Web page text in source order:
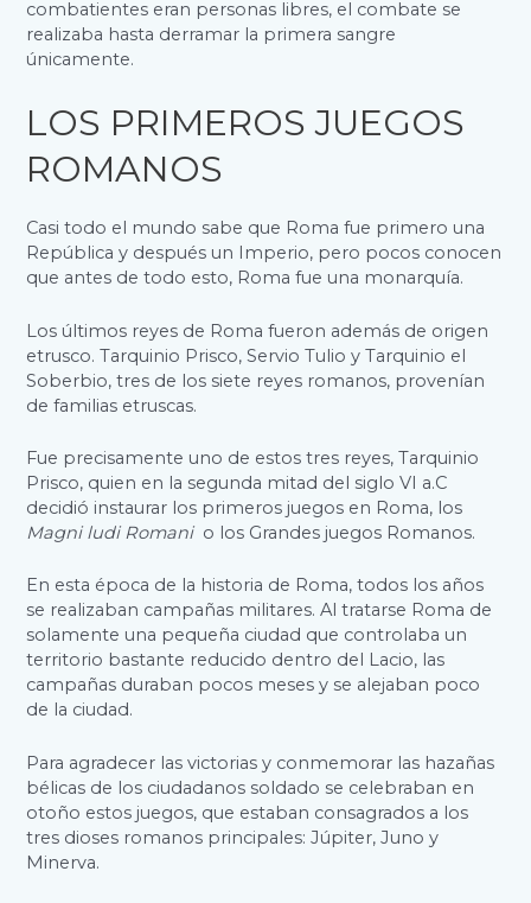
combatientes eran personas libres, el combate se
realizaba hasta derramar la primera sangre
únicamente.
LOS PRIMEROS JUEGOS
ROMANOS
Casi todo el mundo sabe que Roma fue primero una
República y después un Imperio, pero pocos conocen
que antes de todo esto, Roma fue una monarquía.
Los últimos reyes de Roma fueron además de origen
etrusco. Tarquinio Prisco, Servio Tulio y Tarquinio el
Soberbio, tres de los siete reyes romanos, provenían
de familias etruscas.
Fue precisamente uno de estos tres reyes, Tarquinio
Prisco, quien en la segunda mitad del siglo VI a.C
decidió instaurar los primeros juegos en Roma, los
Magni ludi Romani o los Grandes juegos Romanos.
En esta época de la historia de Roma, todos los años
se realizaban campañas militares. Al tratarse Roma de
solamente una pequeña ciudad que controlaba un
territorio bastante reducido dentro del Lacio, las
campañas duraban pocos meses y se alejaban poco
de la ciudad.
Para agradecer las victorias y conmemorar las hazañas
bélicas de los ciudadanos soldado se celebraban en
otoño estos juegos, que estaban consagrados a los
tres dioses romanos principales: Júpiter, Juno y
Minerva.